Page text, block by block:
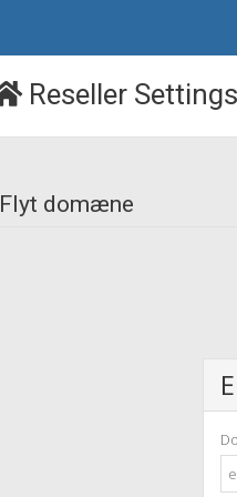
Reseller
Flyt domæne